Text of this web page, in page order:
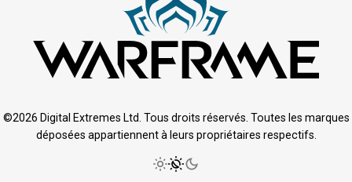
©2026 Digital Extremes Ltd. Tous droits réservés. Toutes les marques
déposées appartiennent à leurs propriétaires respectifs.